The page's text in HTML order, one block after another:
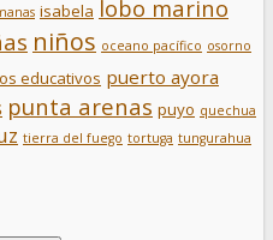
isabela lobo marino
niños oceano pacífico osorno
educativos puerto ayora
punta arenas puyo quechua
tierra del fuego tortuga tungurahua